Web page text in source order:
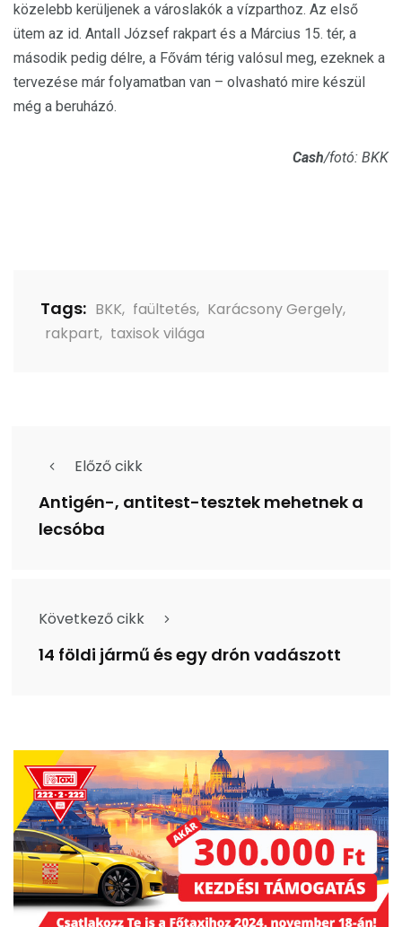
közelebb kerüljenek a városlakók a vízparthoz. Az első
ütem az id. Antall József rakpart és a Március 15. tér, a
második pedig délre, a Fővám térig valósul meg, ezeknek a
tervezése már folyamatban van – olvasható mire készül
még a beruházó.
Cash/fotó: BKK
Tags: BKK, faültetés, Karácsony Gergely,
rakpart, taxisok világa
Előző cikk
Antigén-, antitest-tesztek mehetnek a
lecsóba
Következő cikk
14 földi jármű és egy drón vadászott